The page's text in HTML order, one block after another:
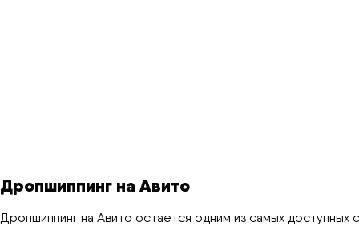
Дропшиппинг на Авито
Дропшиппинг на Авито остается одним из самых